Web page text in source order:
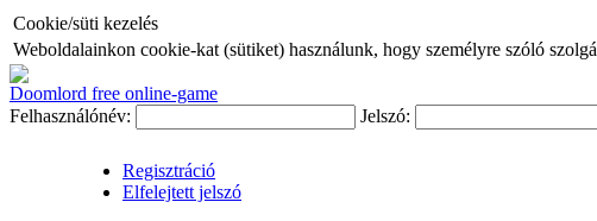
Cookie/süti kezelés
Weboldalainkon cookie-kat (sütiket) használunk, hogy személyre szóló
Doomlord free online-game
Felhasználónév:
Jelszó:
Regisztráció
Elfelejtett jelszó